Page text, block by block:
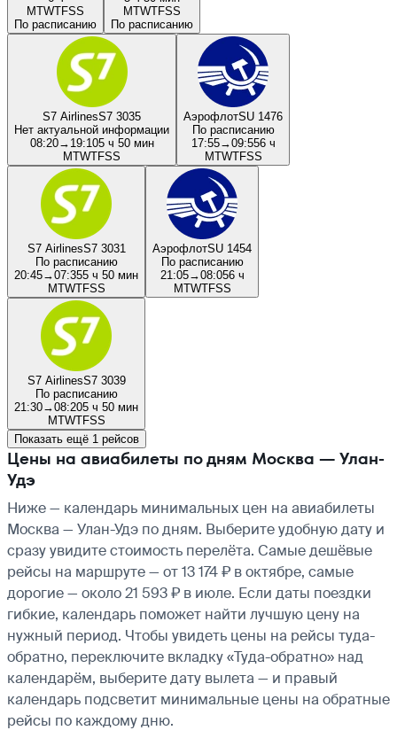
MTWTFSS
По расписанию
MTWTFSS
По расписанию
S7 AirlinesS7 3035
Нет актуальной информации
08:20→ 19:105 ч 50 мин
MTWTFSS
АэрофлотSU 1476
По расписанию
17:55→09:556 ч
MTWTFSS
S7 AirlinesS7 3031
По расписанию
20:45→07:355 ч 50 мин
MTWTFSS
АэрофлотSU 1454
По расписанию
21:05→08:056 ч
MTWTFSS
S7 AirlinesS7 3039
По расписанию
21:30→08:205 ч 50 мин
MTWTFSS
Показать ещё 1 рейсов
Цены на авиабилеты по дням Москва — Улан-
Удэ
Ниже — календарь минимальных цен на авиабилеты
Москва — Улан-Удэ по дням. Выберите удобную дату и
сразу увидите стоимость перелёта. Самые дешёвые
рейсы на маршруте — от 13 174 ₽ в октябре, самые
дорогие — около 21 593 ₽ в июле. Если даты поездки
гибкие, календарь поможет найти лучшую цену на
нужный период. Чтобы увидеть цены на рейсы туда-
обратно, переключите вкладку «Туда-обратно» над
календарём, выберите дату вылета — и правый
календарь подсветит минимальные цены на обратные
рейсы по каждому дню.